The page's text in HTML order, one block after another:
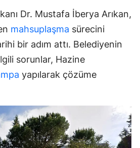
Dr. Mustafa İberya Arıkan,
mahsuplaşma sürecini
bir adım attı. Belediyenin
sorunlar, Hazine
yapılarak çözüme